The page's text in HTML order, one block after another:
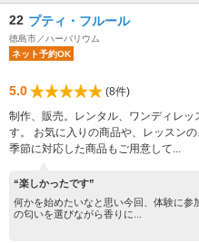
22 プティ・フルール
徳島市／ハーバリウム
ネット予約OK
5.0
(8件)
制作、販売。レンタル、ワンディレ
す。 お気に入りの商品や、レッスン
季節に対応した商品もご用意して...
“楽しかったです”
何かを始めたいなと思い今回、体験に
の匂いを選びながら香りに...